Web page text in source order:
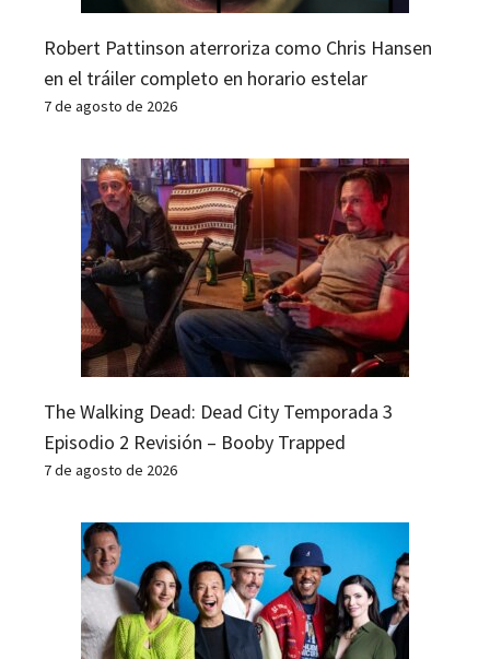
Robert Pattinson aterroriza como Chris Hansen
en el tráiler completo en horario estelar
7 de agosto de 2026
The Walking Dead: Dead City Temporada 3
Episodio 2 Revisión – Booby Trapped
7 de agosto de 2026